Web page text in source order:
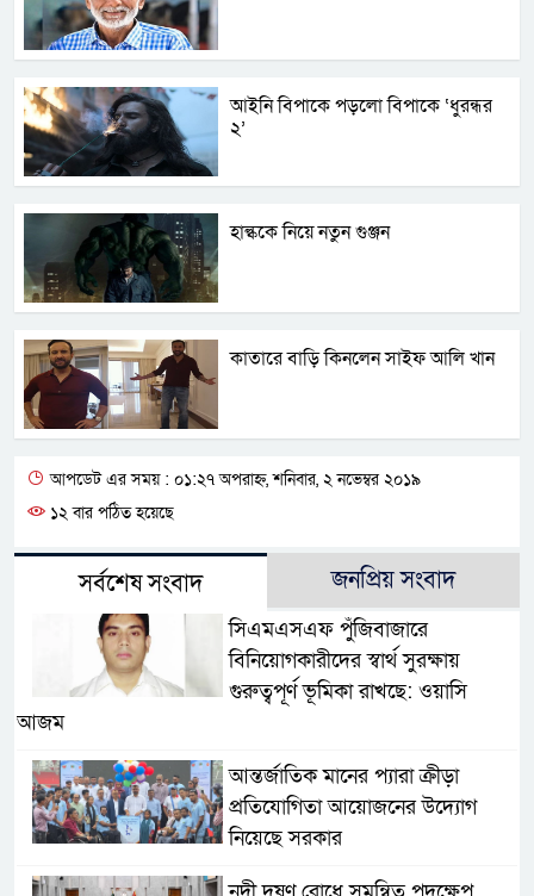
আইনি বিপাকে পড়লো বিপাকে ‘ধুরন্ধর
২’
হাল্ককে নিয়ে নতুন গুঞ্জন
কাতারে বাড়ি কিনলেন সাইফ আলি খান
আপডেট এর সময় : ০১:২৭ অপরাহ্ন, শনিবার, ২ নভেম্বর ২০১৯
১২ বার পঠিত হয়েছে
সর্বশেষ সংবাদ জনপ্রিয় সংবাদ
সিএমএসএফ পুঁজিবাজারে
বিনিয়োগকারীদের স্বার্থ সুরক্ষায়
গুরুত্বপূর্ণ ভূমিকা রাখছে: ওয়াসি
আজম
আন্তর্জাতিক মানের প্যারা ক্রীড়া
প্রতিযোগিতা আয়োজনের উদ্যোগ
নিয়েছে সরকার